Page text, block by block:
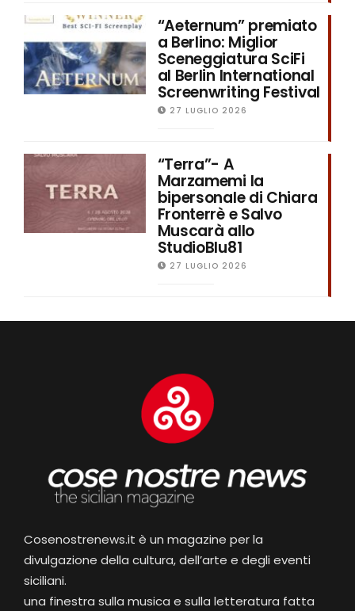
“Aeternum” premiato
a Berlino: Miglior
Sceneggiatura SciFi
al Berlin International
Screenwriting Festival
27 LUGLIO 2026
“Terra”- A
Marzamemi la
bipersonale di Chiara
Fronterrè e Salvo
Muscarà allo
StudioBlu81
27 LUGLIO 2026
Cosenostrenews.it è un magazine per la
divulgazione della cultura, dell’arte e degli eventi
siciliani.
una finestra sulla musica e sulla letteratura fatta